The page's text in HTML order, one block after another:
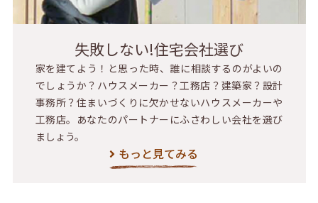
失敗しない!住宅会社選び
家を建てよう！と思った時、誰に相談するのがよいの
でしょうか？ハウスメーカー？工務店？建築家？設計
事務所？住まいづくりに欠かせないハウスメーカーや
工務店。あなたのパートナーにふさわしい会社を選び
ましょう。
もっと見てみる